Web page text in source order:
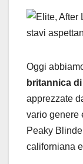
Oggi
britannica
apprezzate
vario genere
Peaky
californiana